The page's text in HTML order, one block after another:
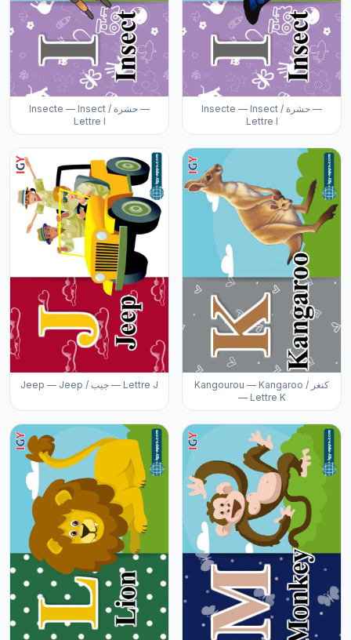
Insecte — Insect / حشرة —
Lettre I
Insecte — Insect / حشرة —
Lettre I
Jeep — Jeep / جيب — Lettre J
Kangourou — Kangaroo / كنغر
— Lettre K